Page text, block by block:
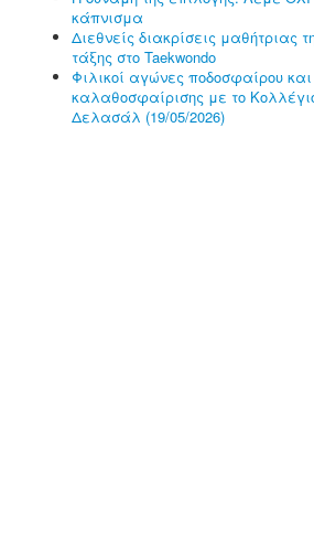
κάπνισμα
Διεθνείς διακρίσεις μαθήτριας
τάξης στο Taekwondo
Φιλικοί αγώνες ποδοσφαίρου και
καλαθοσφαίρισης με το
Δελασάλ (19/05/2026)